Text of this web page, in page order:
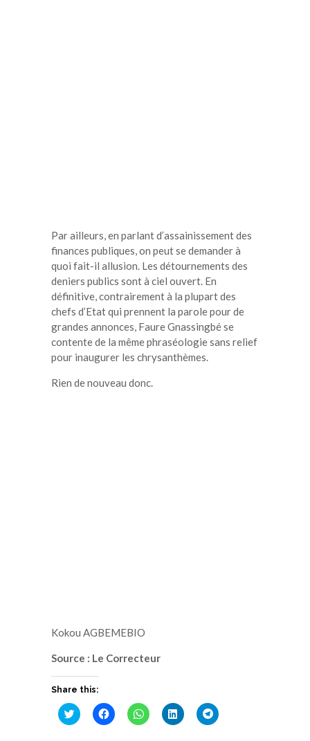
Par ailleurs, en parlant d’assainissement des
finances publiques, on peut se demander à
quoi fait-il allusion. Les détournements des
deniers publics sont à ciel ouvert. En
définitive, contrairement à la plupart des
chefs d’Etat qui prennent la parole pour de
grandes annonces, Faure Gnassingbé se
contente de la même phraséologie sans relief
pour inaugurer les chrysanthèmes.
Rien de nouveau donc.
Kokou AGBEMEBIO
Source : Le Correcteur
Share this:
Cliquez
pour
Cliquez
pour
Cliquez
pour
Cliquez
pour
Cliquez
pour